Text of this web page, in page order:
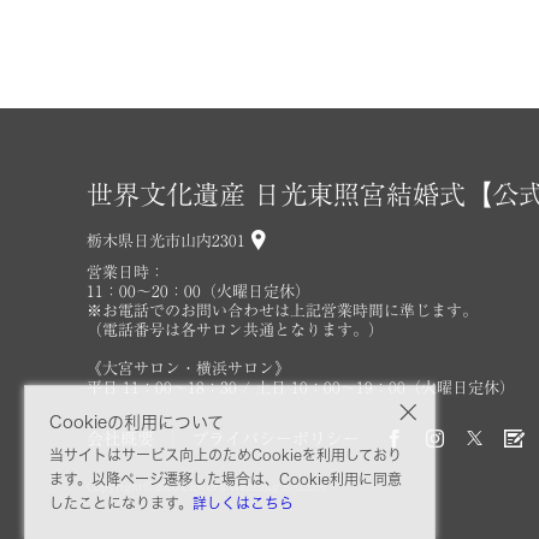
Cookieの利用について
当サイトはサービス向上のためCookieを利用しており
ます。以降ページ遷移した場合は、Cookie利用に同意
したことになります。 詳しくはこちら
世界文化遺産 日光東照宮結婚式【公式
栃木県日光市山内2301
営業日時：
11：00～20：00（火曜日定休）
※お電話でのお問い合わせは上記営業時間に準じます。
（電話番号は各サロン共通となります。）
《大宮サロン・横浜サロン》
平日 11：00～18：30 / 土日 10：00～19：00（火曜日定休）
Copyright©2026 Clover's Wedding SALON